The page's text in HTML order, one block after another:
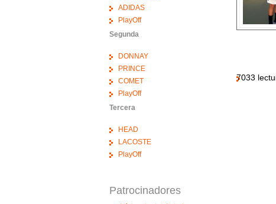
7033
ADIDAS
PlayOff
Segunda
DONNAY
PRINCE
COMET
PlayOff
Tercera
HEAD
LACOSTE
PlayOff
Patrocinadores